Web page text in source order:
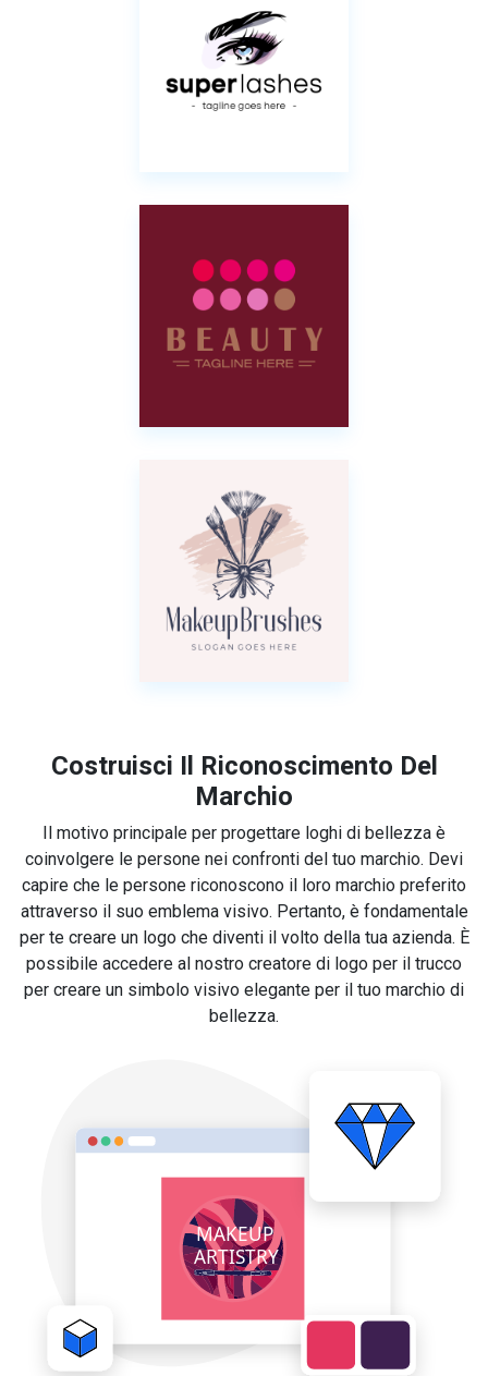
Costruisci Il Riconoscimento Del
Marchio
Il motivo principale per progettare loghi di bellezza è
coinvolgere le persone nei confronti del tuo marchio. Devi
capire che le persone riconoscono il loro marchio preferito
attraverso il suo emblema visivo. Pertanto, è fondamentale
per te creare un logo che diventi il volto della tua azienda. È
possibile accedere al nostro creatore di logo per il trucco
per creare un simbolo visivo elegante per il tuo marchio di
bellezza.